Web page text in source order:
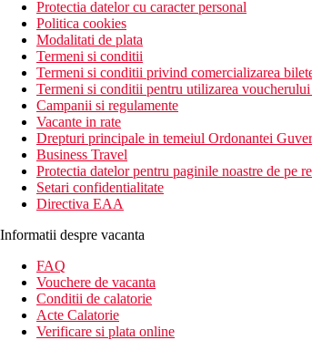
Protectia datelor cu caracter personal
Politica cookies
Modalitati de plata
Termeni si conditii
Termeni si conditii privind comercializarea
Termeni si conditii pentru utilizarea voucherului
Campanii si regulamente
Vacante in rate
Drepturi principale in temeiul Ordonantei
Business Travel
Protectia datelor pentru paginile noastre de pe
Setari confidentialitate
Directiva EAA
Informatii despre vacanta
FAQ
Vouchere de vacanta
Conditii de calatorie
Acte Calatorie
Verificare si plata online